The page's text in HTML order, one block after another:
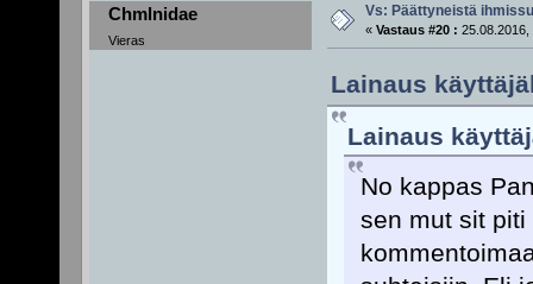
Chmlnidae
Vieras
Vs: Päättyneistä
« Vastaus #20 : 25.08.2016,
Lainaus
Lainaus
No kappas
sen mut sit